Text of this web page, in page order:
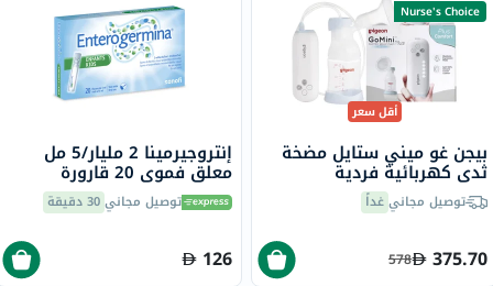
Nurse's Choice
أقل سعر
بيجن غو ميني ستايل مضخة
ثدي كهربائية فردية
توصيل مجانيغداً
375.70
578
إنتروجيرمينا 2 مليار/5 مل
معلق فموي 20 قارورة
توصيل مجاني30 دقيقة
126